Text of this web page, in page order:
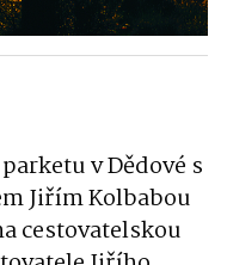
v Dědové s
Jiřím Kolbabou
cestovatelskou